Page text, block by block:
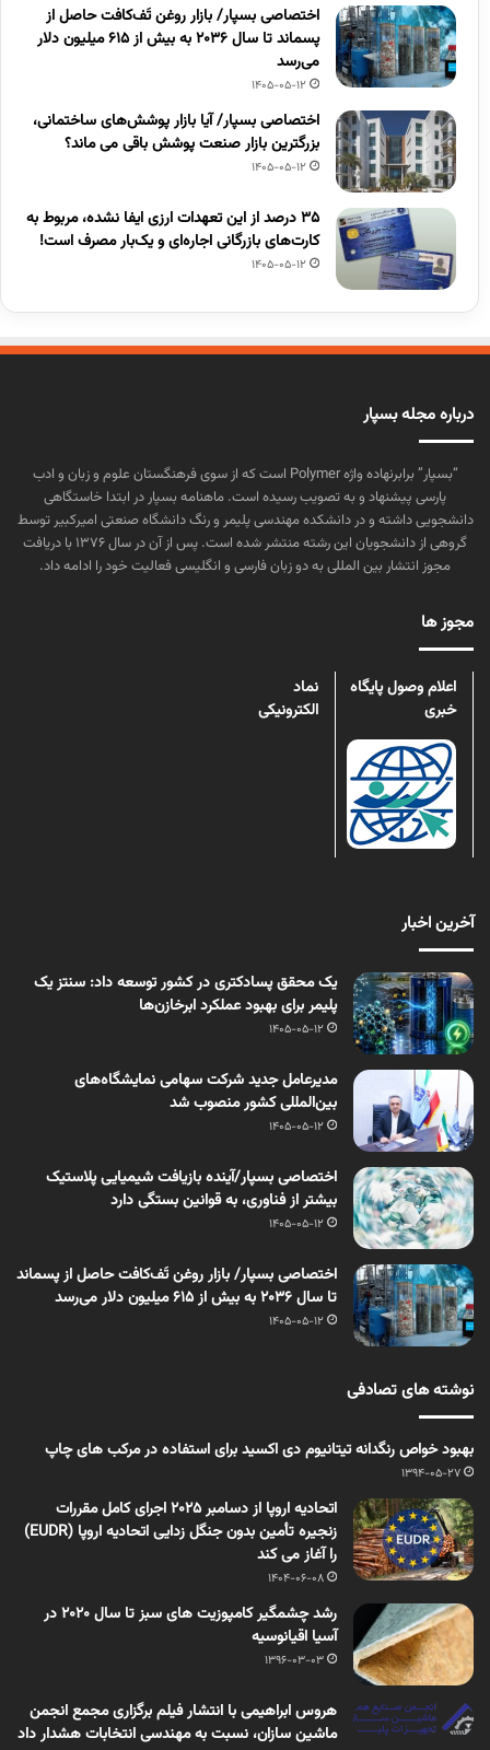
اختصاصی بسپار/ بازار روغن تَف‌کافت حاصل از
پسماند تا سال ۲۰۳۶ به بیش از ۶۱۵ میلیون دلار
می‌رسد
1405-05-12
اختصاصی بسپار/ آیا بازار پوشش‌های ساختمانی،
بزرگترین بازار صنعت پوشش باقی می ماند؟
1405-05-12
۳۵ درصد از این تعهدات ارزی ایفا نشده، مربوط به
کارت‌های بازرگانی اجاره‌ای و یک‌بار مصرف است!
1405-05-12
درباره مجله بسپار
“بسپار” برابرنهاده واژه Polymer است که از سوی فرهنگستان علوم و زبان و ادب
پارسی پیشنهاد و به تصویب رسیده است. ماهنامه بسپار در ابتدا خاستگاهی
دانشجویی داشته و در دانشکده مهندسی پلیمر و رنگ دانشگاه صنعتی امیرکبیر توسط
گروهی از دانشجویان این رشته منتشر شده است. پس از آن در سال ۱۳۷۶ با دریافت
مجوز انتشار بین المللی به دو زبان فارسی و انگلیسی فعالیت خود را ادامه داد.
مجوز ها
اعلام وصول پایگاه
خبری
نماد
الکترونیکی
آخرین اخبار
یک محقق پسادکتری در کشور توسعه داد: سنتز یک
پلیمر برای بهبود عملکرد ابرخازن‌ها
1405-05-12
مدیرعامل جدید شرکت سهامی نمایشگاه‌های
بین‌المللی کشور منصوب شد
1405-05-12
اختصاصی بسپار/آینده بازیافت شیمیایی پلاستیک
بیشتر از فناوری، به قوانین بستگی دارد
1405-05-12
اختصاصی بسپار/ بازار روغن تَف‌کافت حاصل از پسماند
تا سال ۲۰۳۶ به بیش از ۶۱۵ میلیون دلار می‌رسد
1405-05-12
نوشته های تصادفی
بهبود خواص رنگدانه تیتانیوم دی اکسید برای استفاده در مرکب های چاپ
1394-05-27
اتحادیه اروپا از دسامبر ۲۰۲۵ اجرای کامل مقررات
زنجیره تأمین بدون جنگل زدایی اتحادیه اروپا (EUDR)
را آغاز می کند
1404-06-08
رشد چشمگیر کامپوزیت های سبز تا سال 2020 در
آسیا اقیانوسیه
1396-03-03
هروس ابراهیمی با انتشار فیلم برگزاری مجمع انجمن
ماشین سازان، نسبت به مهندسی انتخابات هشدار داد